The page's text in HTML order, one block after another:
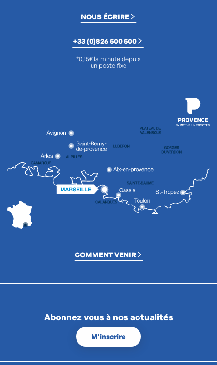
NOUS ÉCRIRE
+33 (0)826 500 500
*0,15€ la minute depuis
un poste fixe
COMMENT VENIR
Abonnez vous à nos actualités
M'inscrire